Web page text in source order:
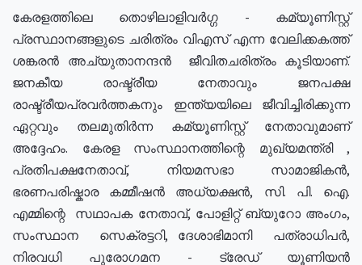
കേരളത്തിലെ തൊഴിലാളിവർഗ്ഗ - കമ്യൂണിസ്റ്റ്
പ്രസ്ഥാനങ്ങളുടെ ചരിത്രം വിഎസ് എന്ന വേലിക്കകത്ത്
ശങ്കരൻ അച്യുതാനന്ദൻ ജീവിതചരിത്രം കൂടിയാണ്.
ജനകീയ രാഷ്ട്രീയ നേതാവും ജനപക്ഷ
രാഷ്ട്രീയപ്രവർത്തകനും ഇന്ത്യയിലെ ജീവിച്ചിരിക്കുന്ന
ഏറ്റവും തലമുതിർന്ന കമ്യൂണിസ്റ്റ് നേതാവുമാണ്
അദ്ദേഹം. കേരള സംസ്ഥാനത്തിന്റെ മുഖ്യമന്ത്രി ,
പ്രതിപക്ഷനേതാവ്, നിയമസഭാ സാമാജികൻ,
ഭരണപരിഷ്കാര കമ്മീഷൻ അധ്യക്ഷൻ, സി. പി. ഐ.
എമ്മിന്റെ സഥാപക നേതാവ്, പോളിറ്റ് ബ്യുറോ അംഗം,
സംസ്ഥാന സെക്രട്ടറി, ദേശാഭിമാനി പത്രാധിപർ,
നിരവധി പുരോഗമന - ട്രേഡ് യൂണിയൻ